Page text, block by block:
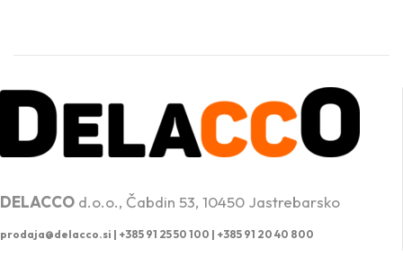
DELACCO d.o.o., Čabdin 53, 10450 Jastrebarsko
prodaja@delacco.si | +385 91 25 50 100 | +385 91 20 40 800